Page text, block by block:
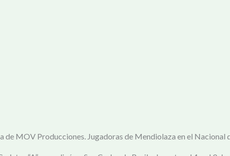
de MOV Producciones. Jugadoras de Mendiolaza en el Nacional